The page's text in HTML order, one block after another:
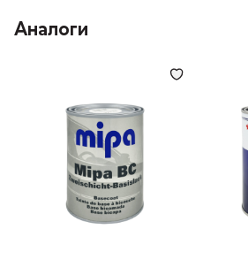
Аналоги